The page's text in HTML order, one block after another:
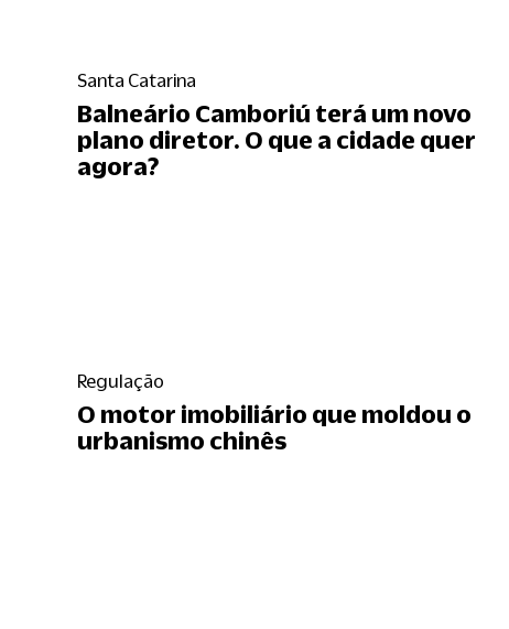
Santa Catarina
Balneário Camboriú terá um novo
plano diretor. O que a cidade quer
agora?
Regulação
O motor imobiliário que moldou o
urbanismo chinês